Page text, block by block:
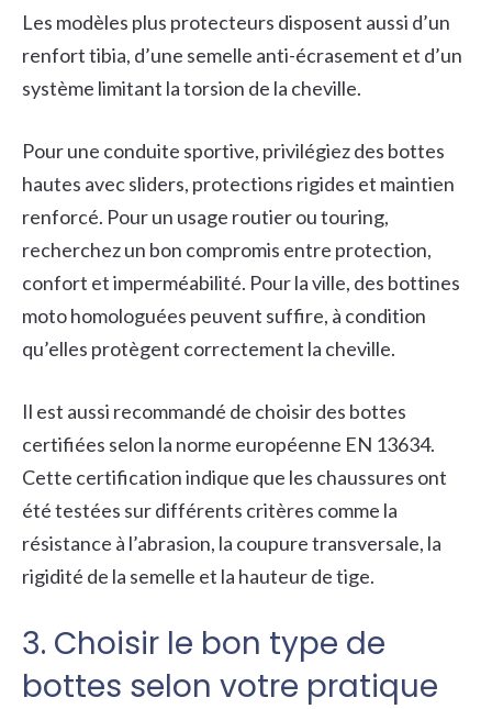
Les modèles plus protecteurs disposent aussi d’un
renfort tibia, d’une semelle anti-écrasement et d’un
système limitant la torsion de la cheville.
Pour une conduite sportive, privilégiez des bottes
hautes avec sliders, protections rigides et maintien
renforcé. Pour un usage routier ou touring,
recherchez un bon compromis entre protection,
confort et imperméabilité. Pour la ville, des bottines
moto homologuées peuvent suffire, à condition
qu’elles protègent correctement la cheville.
Il est aussi recommandé de choisir des bottes
certifiées selon la norme européenne EN 13634.
Cette certification indique que les chaussures ont
été testées sur différents critères comme la
résistance à l’abrasion, la coupure transversale, la
rigidité de la semelle et la hauteur de tige.
3. Choisir le bon type de
bottes selon votre pratique